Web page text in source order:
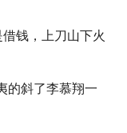
钱，上刀山下火
的斜了李慕翔一